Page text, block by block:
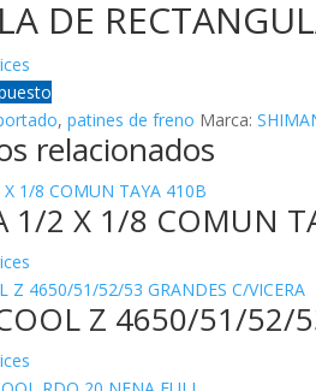
DE
,patines de freno Marca:
relacionados
1/2 X 1/8 COMUN
Z 4650/51/52/